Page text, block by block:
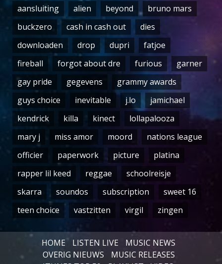
aansluiting alien beyond
bruno mars
buckzero
cash in cash out
dies
downloaden
drop dupri
fatjoe
fireball
forgot about dre furious
garner
gay pride
gegevens
grammy awards
guys choice
inevitable j.lo
jamichael
kendrick
killa kinect
lollapalooza
mary j
miss amor moord
nations league
officier
paperwork picture
platina
rapper lil keed
reggae
schoolreisje
skarra
soundos subscription
sweet 16
teen choice
vastzitten virgil zingen
HOME LISTEN LIVE
MUSIC NEWS
OVERIG NIEUWS
MUSIC RELEASES